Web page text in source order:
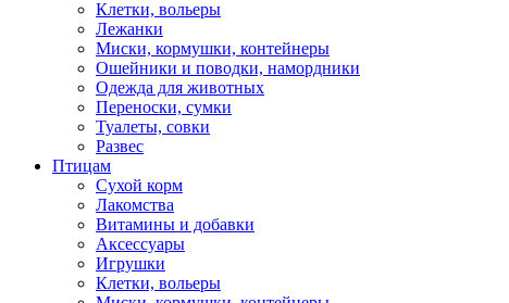
Клетки, вольеры
Лежанки
Миски, кормушки, контейнеры
Ошейники и поводки, намордники
Одежда для животных
Переноски, сумки
Туалеты, совки
Развес
Птицам
Сухой корм
Лакомства
Витамины и добавки
Аксессуары
Игрушки
Клетки, вольеры